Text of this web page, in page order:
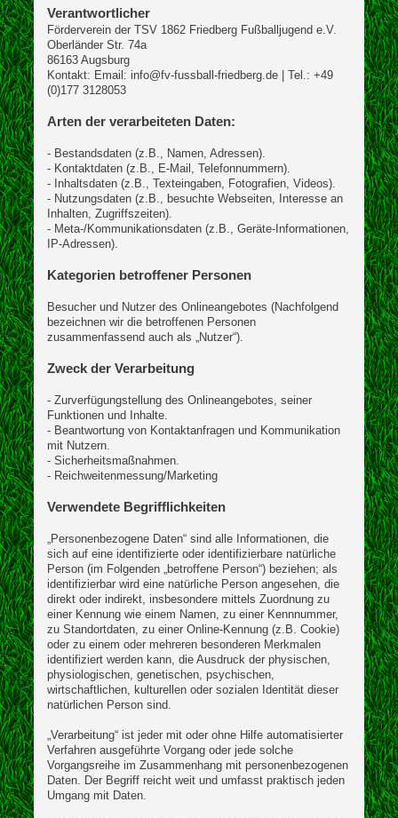
Verantwortlicher
Förderverein der TSV 1862 Friedberg Fußballjugend e.V.
Oberländer Str. 74a
86163 Augsburg
Kontakt: Email: info@fv-fussball-friedberg.de | Tel.: +49
(0)177 3128053
Arten der verarbeiteten Daten:
- Bestandsdaten (z.B., Namen, Adressen).
- Kontaktdaten (z.B., E-Mail, Telefonnummern).
- Inhaltsdaten (z.B., Texteingaben, Fotografien, Videos).
- Nutzungsdaten (z.B., besuchte Webseiten, Interesse an
Inhalten, Zugriffszeiten).
- Meta-/Kommunikationsdaten (z.B., Geräte-Informationen,
IP-Adressen).
Kategorien betroffener Personen
Besucher und Nutzer des Onlineangebotes (Nachfolgend
bezeichnen wir die betroffenen Personen
zusammenfassend auch als „Nutzer“).
Zweck der Verarbeitung
- Zurverfügungstellung des Onlineangebotes, seiner
Funktionen und Inhalte.
- Beantwortung von Kontaktanfragen und Kommunikation
mit Nutzern.
- Sicherheitsmaßnahmen.
- Reichweitenmessung/Marketing
Verwendete Begrifflichkeiten
„Personenbezogene Daten“ sind alle Informationen, die
sich auf eine identifizierte oder identifizierbare natürliche
Person (im Folgenden „betroffene Person“) beziehen; als
identifizierbar wird eine natürliche Person angesehen, die
direkt oder indirekt, insbesondere mittels Zuordnung zu
einer Kennung wie einem Namen, zu einer Kennnummer,
zu Standortdaten, zu einer Online-Kennung (z.B. Cookie)
oder zu einem oder mehreren besonderen Merkmalen
identifiziert werden kann, die Ausdruck der physischen,
physiologischen, genetischen, psychischen,
wirtschaftlichen, kulturellen oder sozialen Identität dieser
natürlichen Person sind.
„Verarbeitung“ ist jeder mit oder ohne Hilfe automatisierter
Verfahren ausgeführte Vorgang oder jede solche
Vorgangsreihe im Zusammenhang mit personenbezogenen
Daten. Der Begriff reicht weit und umfasst praktisch jeden
Umgang mit Daten.